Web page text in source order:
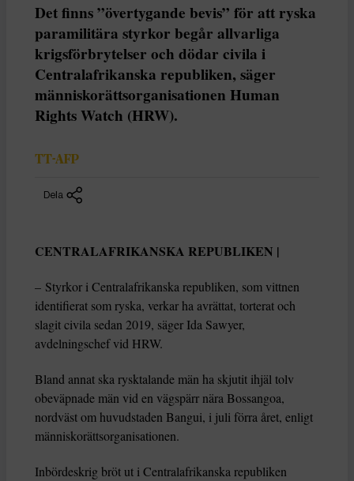
Det finns ”övertygande bevis” för att ryska
paramilitära styrkor begår allvarliga
krigsförbrytelser och dödar civila i
Centralafrikanska republiken, säger
människorättsorganisationen Human
Rights Watch (HRW).
TT-AFP
Dela
CENTRALAFRIKANSKA REPUBLIKEN |
– Styrkor i Centralafrikanska republiken, som vittnen
identifierat som ryska, verkar ha avrättat, torterat och
slagit civila sedan 2019, säger Ida Sawyer,
avdelningschef vid HRW.
Bland annat ska rysktalande män ha skjutit ihjäl tolv
obeväpnade män vid en vägspärr nära Bossangoa,
nordväst om huvudstaden Bangui, i juli förra året, enligt
människorättsorganisationen.
Inbördeskrig bröt ut i Centralafrikanska republiken